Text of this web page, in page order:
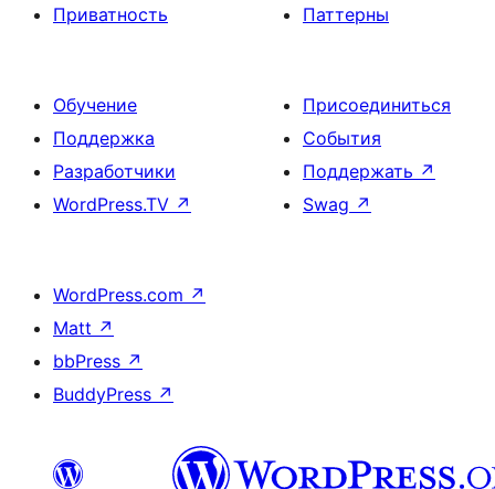
Приватность
Паттерны
Обучение
Поддержка
Разработчики
WordPress.TV ↗
Присоединиться
События
Поддержать ↗
Swag ↗
WordPress.com ↗
Matt ↗
bbPress ↗
BuddyPress ↗